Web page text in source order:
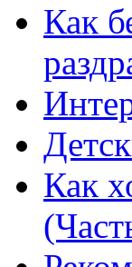
Как
Как